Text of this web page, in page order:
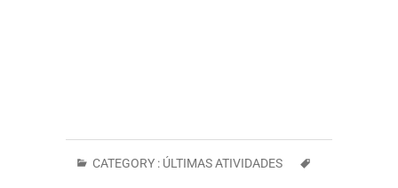
CATEGORY : ÚLTIMAS ATIVIDADES